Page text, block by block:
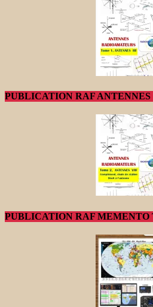
PUBLICATION RAF ANTENNES
PUBLICATION RAF MEMENTO